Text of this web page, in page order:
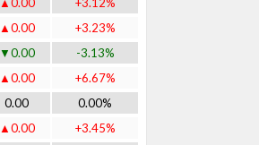
▲0.00
+3.23%
▼0.00
-3.13%
▲0.00
+6.67%
0.00
0.00%
▲0.00
+3.45%